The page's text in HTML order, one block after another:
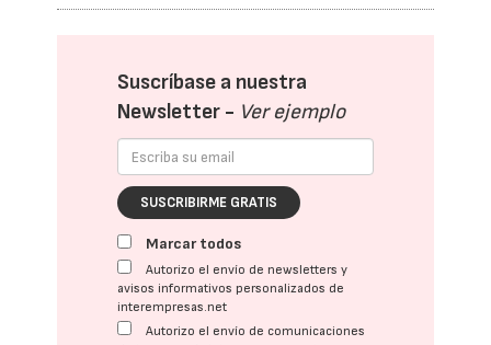
Suscríbase a nuestra
Newsletter - Ver ejemplo
SUSCRIBIRME GRATIS
Marcar todos
Autorizo el envío de newsletters y
avisos informativos personalizados de
interempresas.net
Autorizo el envío de comunicaciones